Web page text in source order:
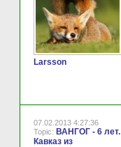
Larsson
07.02.2013 4:27:36
Topic: ВАНГОГ - 6 лет.
Кавказ из